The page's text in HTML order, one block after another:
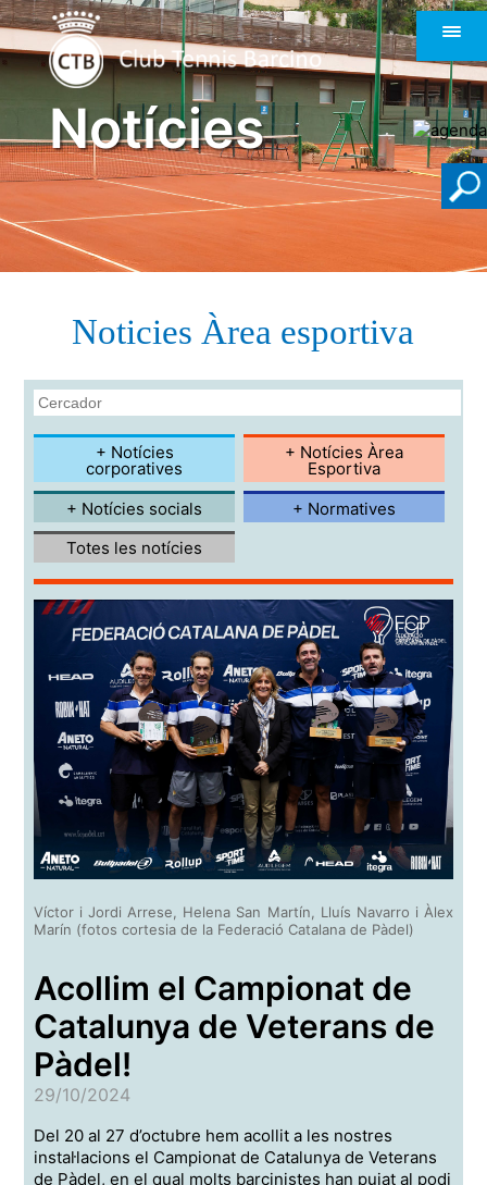
Notícies
Noticies Àrea esportiva
+ Notícies
corporatives
+ Notícies Àrea
Esportiva
+ Notícies socials
+ Normatives
Totes les notícies
Víctor i Jordi Arrese, Helena San Martín, Lluís Navarro i Àlex
Marín (fotos cortesia de la Federació Catalana de Pàdel)
Acollim el Campionat de
Catalunya de Veterans de
Pàdel!
29/10/2024
Del 20 al 27 d’octubre hem acollit a les nostres
instal·lacions el Campionat de Catalunya de Veterans
de Pàdel, en el qual molts barcinistes han pujat al podi